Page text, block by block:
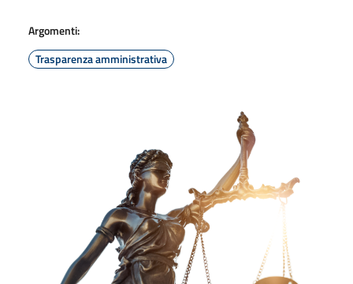
Argomenti:
Trasparenza amministrativa